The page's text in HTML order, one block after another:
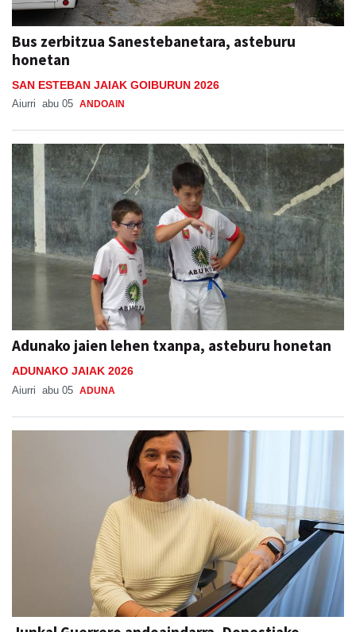
Bus zerbitzua Sanestebanetara, asteburu
honetan
SAN ESTEBAN JAIAK GOIBURUN 2026
Aiurri abu 05 ANDOAIN
Adunako jaien lehen txanpa, asteburu honetan
ADUNAKO JAIAK 2026
Aiurri abu 05 ADUNA